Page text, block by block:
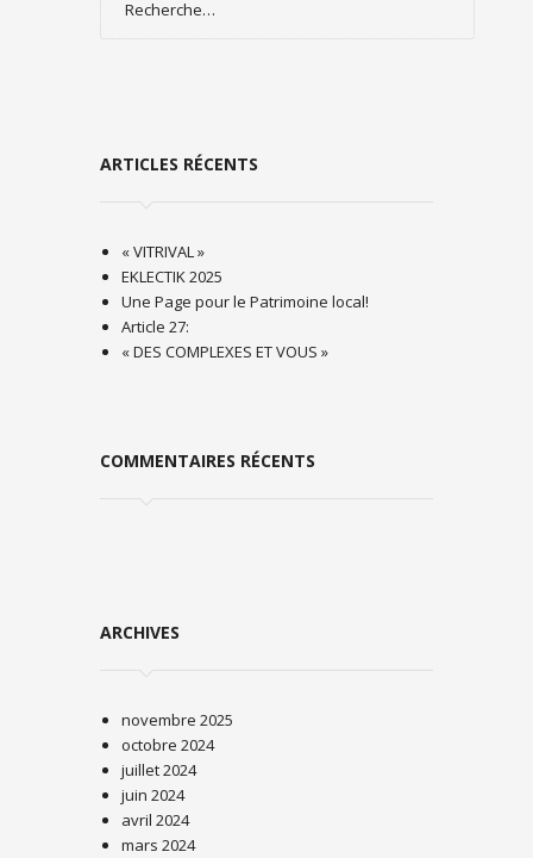
ARTICLES RÉCENTS
« VITRIVAL »
EKLECTIK 2025
Une Page pour le Patrimoine local!
Article 27:
« DES COMPLEXES ET VOUS »
COMMENTAIRES RÉCENTS
ARCHIVES
novembre 2025
octobre 2024
juillet 2024
juin 2024
avril 2024
mars 2024